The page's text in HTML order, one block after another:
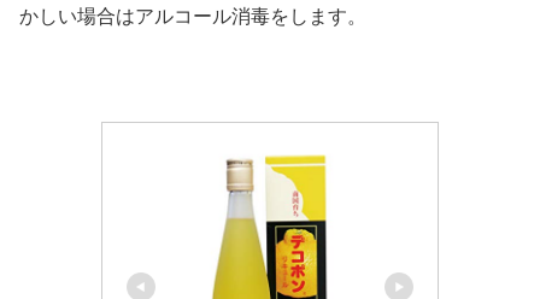
かしい場合はアルコール消毒をします。